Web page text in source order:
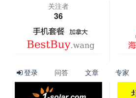
关注者
36
登录 问答 文章 专家